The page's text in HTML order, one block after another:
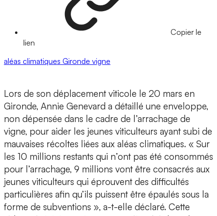
Copier le
lien
aléas climatiques Gironde vigne
Lors de son déplacement viticole le 20 mars en
Gironde, Annie Genevard a détaillé une enveloppe,
non dépensée dans le cadre de l’arrachage de
vigne, pour aider les jeunes viticulteurs ayant subi de
mauvaises récoltes liées aux aléas climatiques. « Sur
les 10 millions restants qui n’ont pas été consommés
pour l’arrachage, 9 millions vont être consacrés aux
jeunes viticulteurs qui éprouvent des difficultés
particulières afin qu’ils puissent être épaulés sous la
forme de subventions », a-t-elle déclaré. Cette